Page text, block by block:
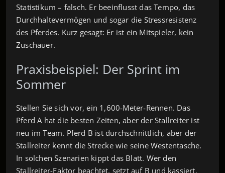
Statistikum – falsch. Er beeinflusst das Tempo, das
Durchhaltevermögen und sogar die Stressresistenz
des Pferdes. Kurz gesagt: Er ist ein Mitspieler, kein
Zuschauer.
Praxisbeispiel: Der Sprint im
Sommer
Stellen Sie sich vor, ein 1,600‑Meter‑Rennen. Das
Pferd A hat die besten Zeiten, aber der Stallreiter ist
neu im Team. Pferd B ist durchschnittlich, aber der
Stallreiter kennt die Strecke wie seine Westentasche.
In solchen Szenarien kippt das Blatt. Wer den
Stallreiter-Faktor beachtet, setzt auf B und kassiert.